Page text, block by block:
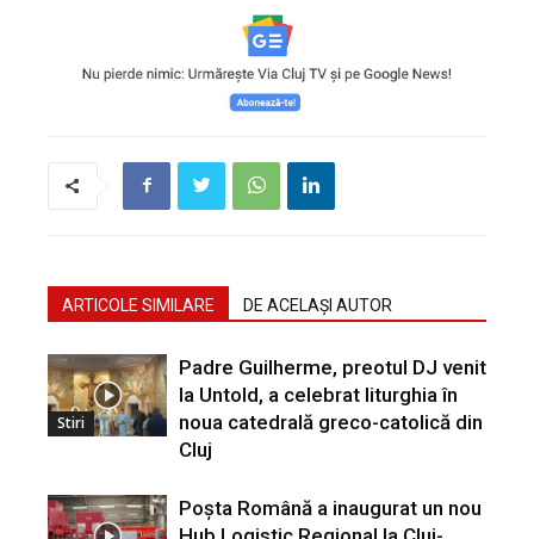
ARTICOLE SIMILARE DE ACELAȘI AUTOR
Stiri
Padre Guilherme, preotul DJ venit
la Untold, a celebrat liturghia în
noua catedrală greco-catolică din
Cluj
Poșta Română a inaugurat un nou